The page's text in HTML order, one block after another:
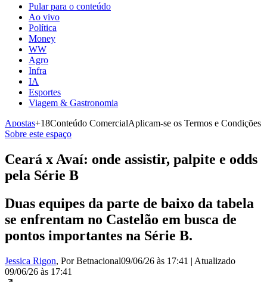
Pular para o conteúdo
Ao vivo
Política
Money
WW
Agro
Infra
IA
Esportes
Viagem & Gastronomia
Apostas+18Conteúdo ComercialAplicam-se os Termos e Condições
Sobre este espaço
Ceará x Avaí: onde assistir, palpite e odds
pela Série B
Duas equipes da parte de baixo da tabela
se enfrentam no Castelão em busca de
pontos importantes na Série B.
Jessica Rigon, Por Betnacional09/06/26 às 17:41 | Atualizado
09/06/26 às 17:41